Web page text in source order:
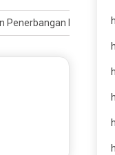
Penerbangan